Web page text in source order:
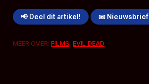
📢 Deel dit artikel! 📧 Nieuwsbrief
MEER OVER:FILMS,EVIL DEAD